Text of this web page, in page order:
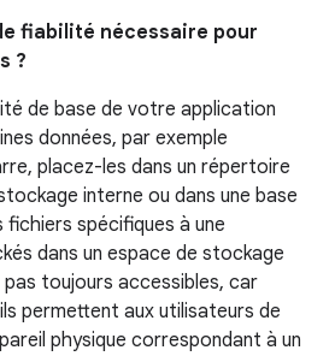
fiabilité nécessaire pour
?
de base de votre application
données, par exemple
placez-les dans un répertoire
interne ou dans une base
fichiers spécifiques à une
dans un espace de stockage
toujours accessibles, car
permettent aux utilisateurs de
physique correspondant à un